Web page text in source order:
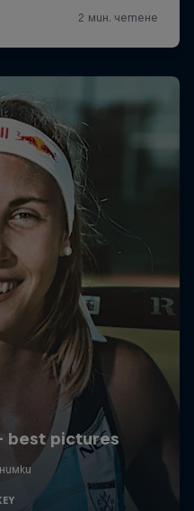
best pictures